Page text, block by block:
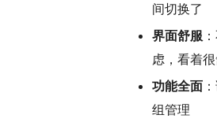
间切换了
界面舒服
虑，看着
功能全面
组管理